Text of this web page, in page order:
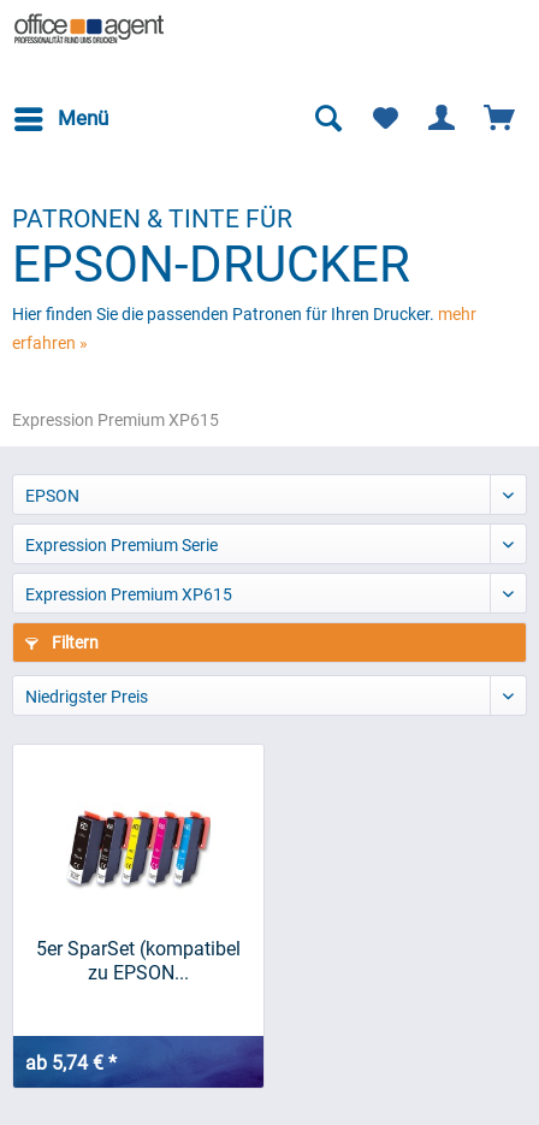
Menü
PATRONEN & TINTE FÜR
EPSON-DRUCKER
Hier finden Sie die passenden Patronen für Ihren Drucker. mehr
erfahren »
Expression Premium XP615
EPSON
Expression Premium Serie
Expression Premium XP615
Filtern
Niedrigster Preis
5er SparSet (kompatibel
zu EPSON...
ab 5,74 € *